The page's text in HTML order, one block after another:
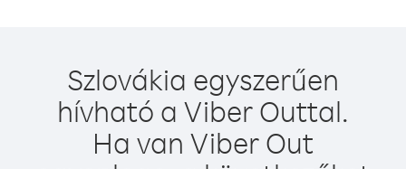
Szlovákia egyszerűen
hívható a Viber Outtal.
Ha van Viber Out